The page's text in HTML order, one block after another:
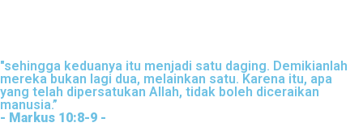
"sehingga keduanya itu menjadi satu daging. Demikianlah
mereka bukan lagi dua, melainkan satu. Karena itu, apa
yang telah dipersatukan Allah, tidak boleh diceraikan
manusia.”
- Markus 10:8-9 -